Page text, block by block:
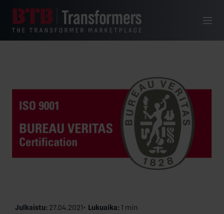
Valikko
Julkaistu: 27.04.2021 Lukuaika: 1 min